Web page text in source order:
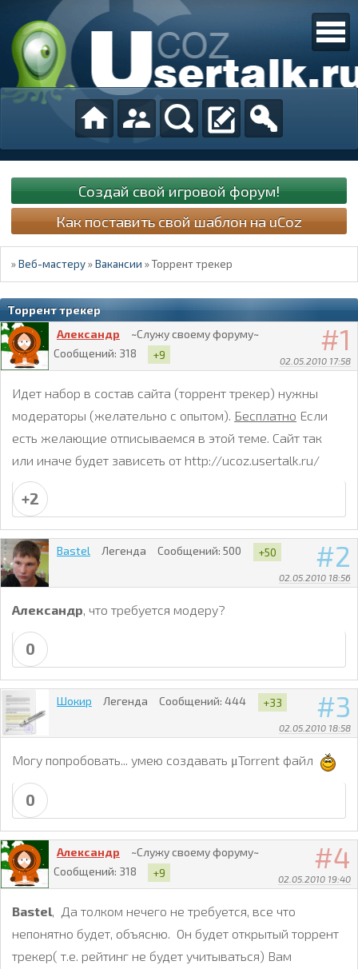
Создай свой игровой форум!
Как поставить свой шаблон на uCoz
»Веб-мастеру »Вакансии »Торрент трекер
Торрент трекер
1
02.05.2010 17:58
Александр
~Служу своему форуму~
Сообщений: 318 +9
Идет набор в состав сайта (торрент трекер) нужны
модераторы (желательно с опытом). Бесплатно Если
есть желающие отписываемся в этой теме. Сайт так
или иначе будет зависеть от http://ucoz.usertalk.ru/
+2
2
02.05.2010 18:56
Bastel Легенда Сообщений: 500 +50
Александр, что требуется модеру?
0
3
02.05.2010 18:58
Шокир Легенда Сообщений: 444 +33
Могу попробовать... умею создавать μTorrent файл
0
4
02.05.2010 19:40
Александр
~Служу своему форуму~
Сообщений: 318 +9
Bastel , Да толком нечего не требуется, все что
непонятно будет, объясню. Он будет открытый торрент
трекер( т.е. рейтинг не будет учитываться) Вам